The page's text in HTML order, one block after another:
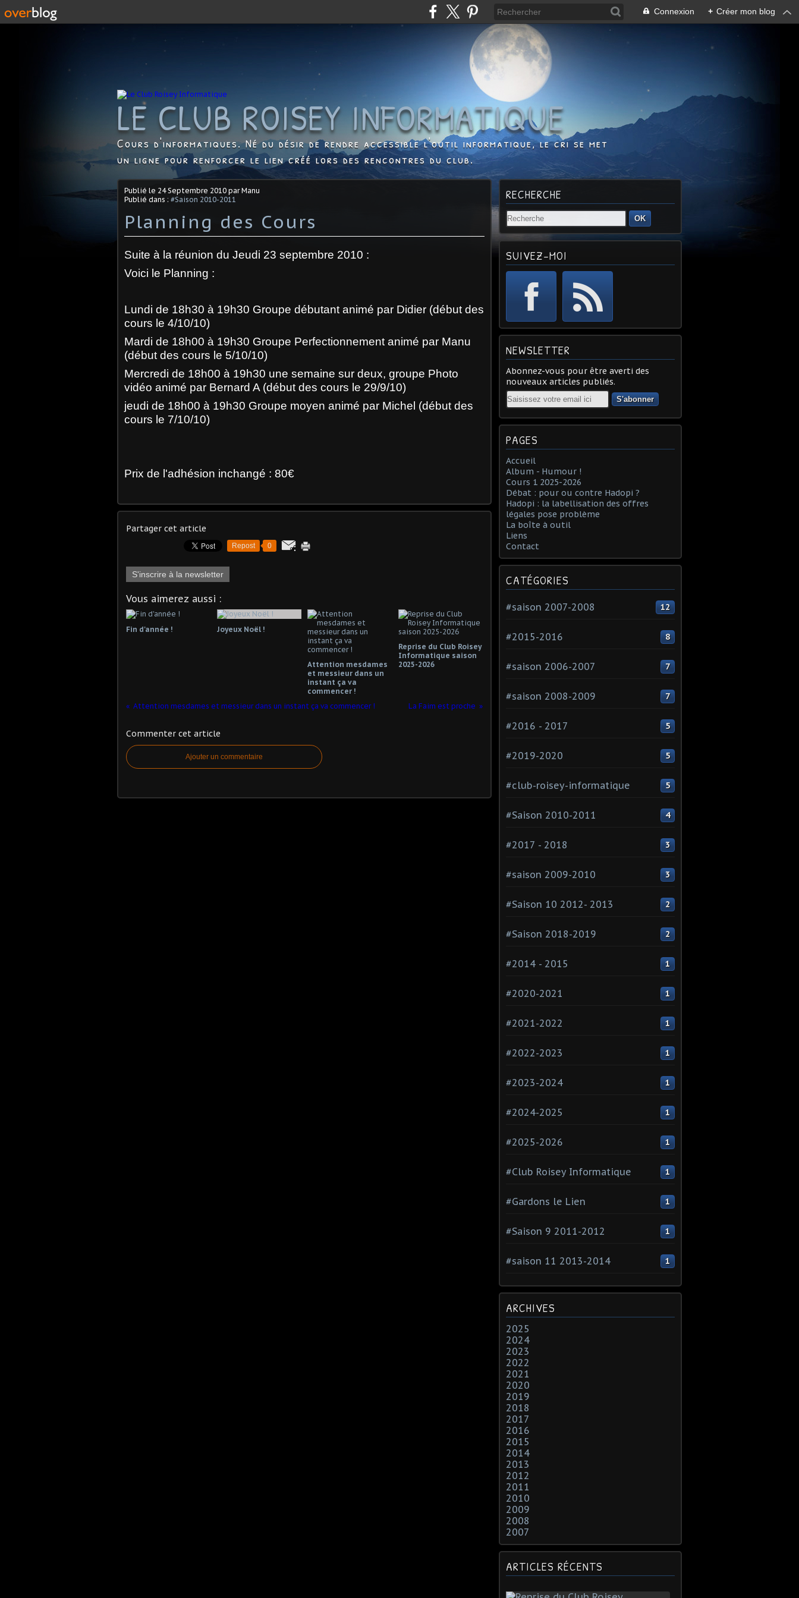
Connexion + Créer mon blog
LE CLUB ROISEY INFORMATIQUE
Cours d'informatiques. Né du désir de rendre accessible l'outil informatique, le cri se met
un ligne pour renforcer le lien créé lors des rencontres du club.
Publié le 24 Septembre 2010 par Manu
Publié dans : #Saison 2010-2011
Planning des Cours
Suite à la réunion du Jeudi 23 septembre 2010 :
Voici le Planning :
Lundi de 18h30 à 19h30 Groupe débutant animé par Didier (début des
cours le 4/10/10)
Mardi de 18h00 à 19h30 Groupe Perfectionnement animé par Manu
(début des cours le 5/10/10)
Mercredi de 18h00 à 19h30 une semaine sur deux, groupe Photo
vidéo animé par Bernard A (début des cours le 29/9/10)
jeudi de 18h00 à 19h30 Groupe moyen animé par Michel (début des
cours le 7/10/10)
Prix de l'adhésion inchangé : 80€
Partager cet article
Repost 0
S'inscrire à la newsletter
Vous aimerez aussi :
Fin d'année ! Joyeux Noël !
Attention mesdames
et messieur dans un
instant ça va
commencer !
Reprise du Club Roisey
Informatique saison
2025-2026
Attention mesdames et messieur dans un instant ça va commencer ! La Faim est proche
Commenter cet article
Ajouter un commentaire
RECHERCHE
OK
SUIVEZ-MOI
NEWSLETTER
Abonnez-vous pour être averti des
nouveaux articles publiés.
Email
PAGES
Accueil
Album - Humour !
Cours 1 2025-2026
Débat : pour ou contre Hadopi ?
Hadopi : la labellisation des offres
légales pose problème
La boîte à outil
Liens
Contact
CATÉGORIES
#saison 2007-2008 12
#2015-2016 8
#saison 2006-2007 7
#saison 2008-2009 7
#2016 - 2017 5
#2019-2020 5
#club-roisey-informatique 5
#Saison 2010-2011 4
#2017 - 2018 3
#saison 2009-2010 3
#Saison 10 2012- 2013 2
#Saison 2018-2019 2
#2014 - 2015 1
#2020-2021 1
#2021-2022 1
#2022-2023 1
#2023-2024 1
#2024-2025 1
#2025-2026 1
#Club Roisey Informatique 1
#Gardons le Lien 1
#Saison 9 2011-2012 1
#saison 11 2013-2014 1
ARCHIVES
2025
2024
2023
2022
2021
2020
2019
2018
2017
2016
2015
2014
2013
2012
2011
2010
2009
2008
2007
ARTICLES RÉCENTS